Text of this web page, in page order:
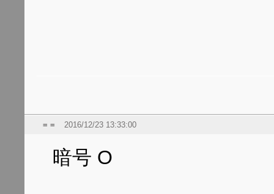
= = 2016/12/23 13:33:00
暗号 O